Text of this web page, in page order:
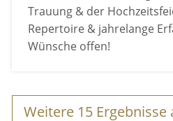
Trauung & der
Repertoire & jahrelange
Wünsche offen!
Weitere 15 Ergebnisse